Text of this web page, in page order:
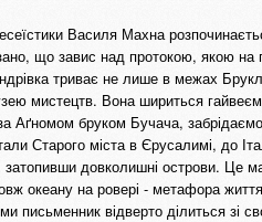
Василя Махна
що завис над протокою, якою на
триває не лише в межах
мистецтв. Вона шириться
Аґномом бруком Бучача,
Старого міста в Єрусалимі, до
затопивши довколишні острови. Це
океану на ровері - метафора
письменник відверто ділиться зі